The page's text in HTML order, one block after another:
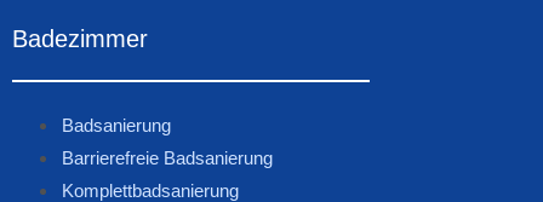
Badezimmer
Badsanierung
Barrierefreie Badsanierung
Komplettbadsanierung